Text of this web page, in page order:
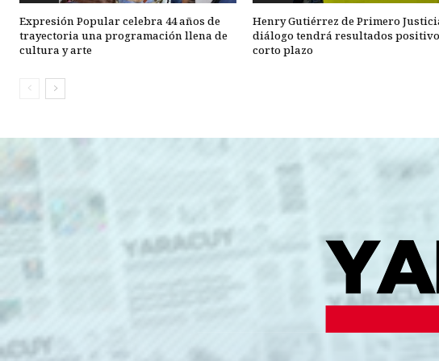
Expresión Popular celebra 44 años de
trayectoria una programación llena de
cultura y arte
Henry Gutiérrez de Primero
diálogo tendrá resultados
corto plazo